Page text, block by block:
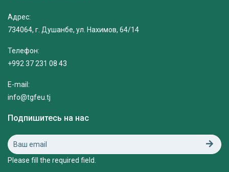
Адрес:
734064, г. Душанбе, ул. Нахимов, 64/14
Телефон:
+992 37 231 08 43
E-mail:
info@tgfeu.tj
Подпишитесь на нас
Please fill the required field.